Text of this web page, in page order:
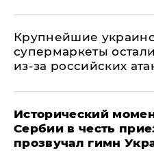
Крупнейшие
супермаркеты
из-за российских
Исторический
Сербии в честь
прозвучал гимн